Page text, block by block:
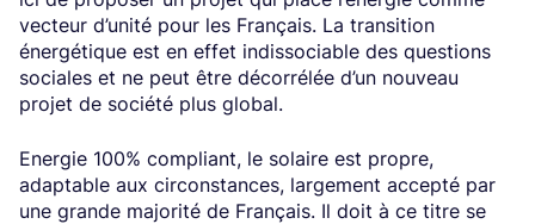
vecteur d’unité pour les Français. La transition
énergétique est en effet indissociable des questions
sociales et ne peut être décorrélée d’un nouveau
projet de société plus global.
Energie 100% compliant, le solaire est propre,
adaptable aux circonstances, largement accepté par
une grande majorité de Français. Il doit à ce titre se